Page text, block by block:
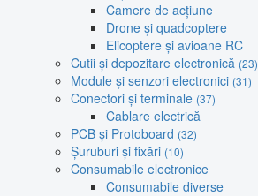
Camere de acțiune
Drone și quadcoptere
Elicoptere și avioane RC
Cutii și depozitare electronică (23)
Module și senzori electronici (31)
Conectori și terminale (37)
Cablare electrică
PCB și Protoboard (32)
Șuruburi și fixări (10)
Consumabile electronice
Consumabile diverse